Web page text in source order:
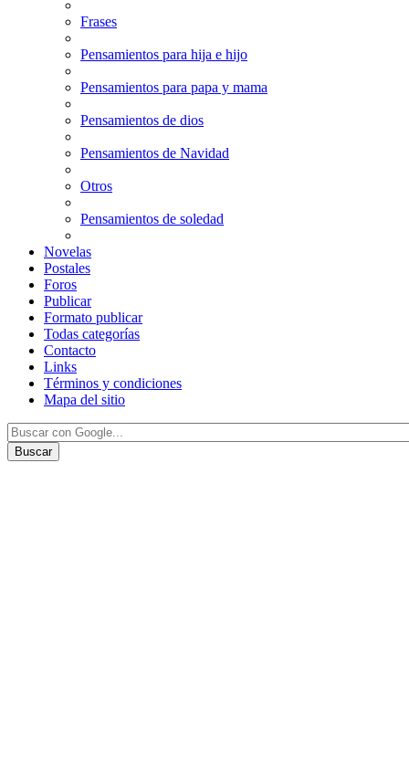
Frases
Pensamientos para hija e hijo
Pensamientos para papa y mama
Pensamientos de dios
Pensamientos de Navidad
Otros
Pensamientos de soledad
Novelas
Postales
Foros
Publicar
Formato publicar
Todas categorías
Contacto
Links
Términos y condiciones
Mapa del sitio
Buscar